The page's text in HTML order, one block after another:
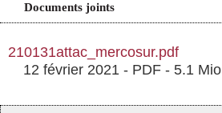
Documents joints
210131attac_mercosur.pdf
12 février 2021 - PDF - 5.1 Mio